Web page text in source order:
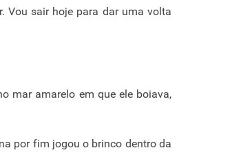
Vou sair hoje para dar uma volta
mar amarelo em que ele boiava,
por fim jogou o brinco dentro da